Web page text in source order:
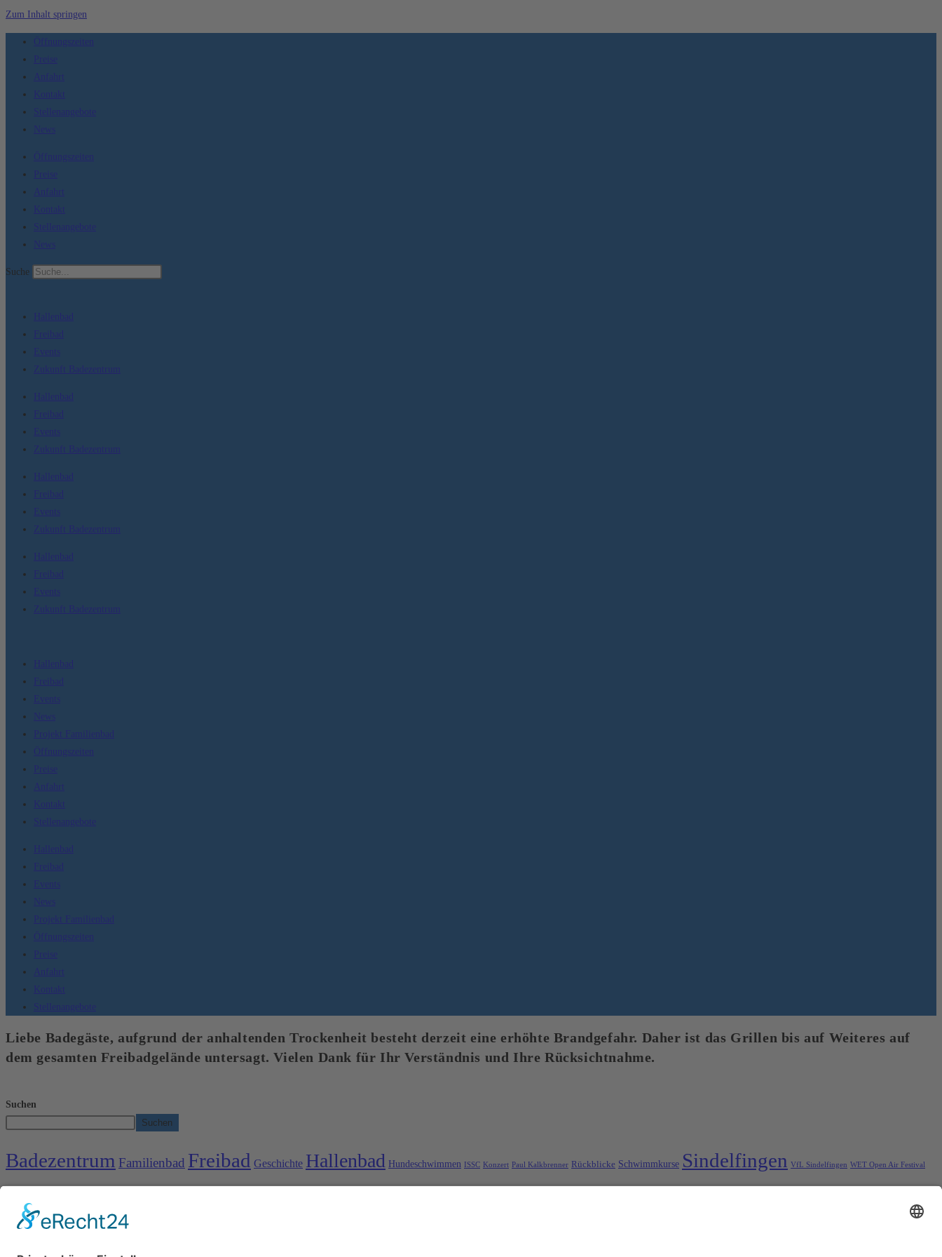
Zum Inhalt springen
Öffnungszeiten
Preise
Anfahrt
Kontakt
Stellenangebote
News
Öffnungszeiten
Preise
Anfahrt
Kontakt
Stellenangebote
News
Suche
Hallenbad
Freibad
Events
Zukunft Badezentrum
Hallenbad
Freibad
Events
Zukunft Badezentrum
Hallenbad
Freibad
Events
Zukunft Badezentrum
Hallenbad
Freibad
Events
Zukunft Badezentrum
Hallenbad
Freibad
Events
News
Projekt Familienbad
Öffnungszeiten
Preise
Anfahrt
Kontakt
Stellenangebote
Hallenbad
Freibad
Events
News
Projekt Familienbad
Öffnungszeiten
Preise
Anfahrt
Kontakt
Stellenangebote
Liebe Badegäste, aufgrund der anhaltenden Trockenheit besteht derzeit eine erhöhte Brandgefahr. Daher ist das Grillen bis auf Weiteres auf
dem gesamten Freibadgelände untersagt. Vielen Dank für Ihr Verständnis und Ihre Rücksichtnahme.
Suchen
Suchen
Badezentrum Familienbad Freibad Geschichte Hallenbad Hundeschwimmen ISSC Konzert Paul Kalkbrenner Rückblicke Schwimmkurse Sindelfingen VfL Sindelfingen WET Open Air Festival